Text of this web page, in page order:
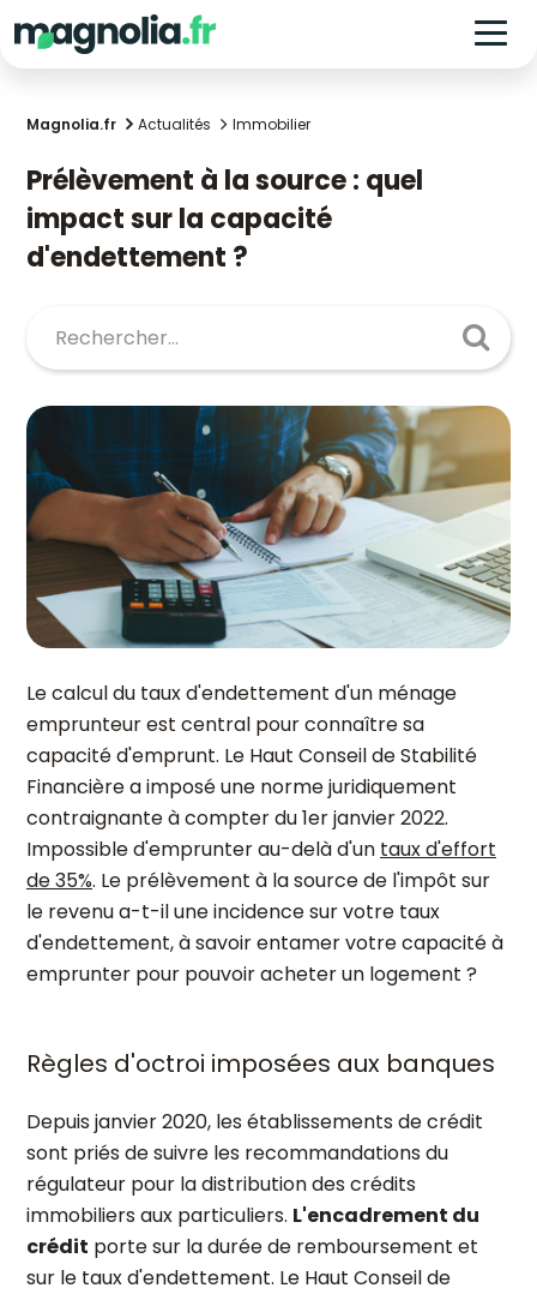
Magnolia.fr Actualités Immobilier
Prélèvement à la source : quel
impact sur la capacité
d'endettement ?
Le calcul du taux d'endettement d'un ménage
emprunteur est central pour connaître sa
capacité d'emprunt. Le Haut Conseil de Stabilité
Financière a imposé une norme juridiquement
contraignante à compter du 1er janvier 2022.
Impossible d'emprunter au-delà d'un taux d'effort
de 35%. Le prélèvement à la source de l'impôt sur
le revenu a-t-il une incidence sur votre taux
d'endettement, à savoir entamer votre capacité à
emprunter pour pouvoir acheter un logement ?
Règles d'octroi imposées aux banques
Depuis janvier 2020, les établissements de crédit
sont priés de suivre les recommandations du
régulateur pour la distribution des crédits
immobiliers aux particuliers. L'encadrement du
crédit porte sur la durée de remboursement et
sur le taux d'endettement. Le Haut Conseil de